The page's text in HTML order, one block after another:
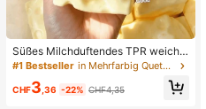
Süßes Milchduftendes TPR weiche
s quetschbares Dumpling-förmiges
Stressabbau-Spielzeug, 5cm niedli
ches lustiges Quetsch-Stressabbau
#1 Bestseller in Mehrfarbig Quetschspielzeug für Teenager
CHF3 ,36 -22% CHF4,35